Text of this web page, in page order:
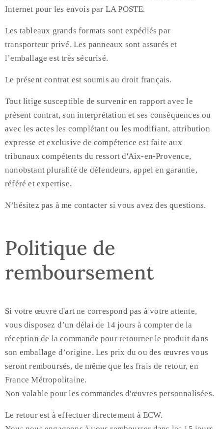
Internet pour les envois par LA POSTE.
Les tableaux grands formats sont expédiés par
transporteur privé. Les panneaux sont assurés et
l’emballage est très sécurisé.
Le présent contrat est soumis au droit français.
Tout litige susceptible de survenir en rapport avec le
présent contrat, son interprétation et ses conséquences ou
avec les actes les complétant ou les modifiant, attribution
expresse et exclusive de compétence est faite aux
tribunaux compétents du ressort d'Aix-en-Provence,
nonobstant pluralité de défendeurs, appel en garantie,
référé et expertise.
N’hésitez pas à me contacter si vous avez des questions.
Politique de
remboursement
Si votre œuvre d'art ne correspond pas à votre attente,
vous disposez d’un délai de 14 jours à compter de la
réception de la commande pour retourner le produit dans
son emballage d’origine. Les prix du ou des œuvres vous
seront remboursés, de même que les frais de retour, en
France Métropolitaine.
Non valable pour les commandes d'œuvres personnalisées.
Le retour est à effectuer directement à ECW.